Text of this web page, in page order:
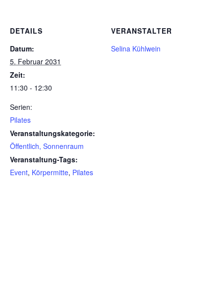
DETAILS
Datum:
5. Februar 2031
Zeit:
11:30 - 12:30
Serien:
Pilates
Veranstaltungskategorie:
Öffentlich, Sonnenraum
Veranstaltung-Tags:
Event, Körpermitte, Pilates
VERANSTALTER
Selina Kühlwein